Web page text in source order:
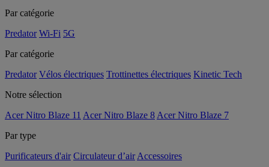
Par catégorie
Predator Wi-Fi 5G
Par catégorie
Predator Vélos électriques Trottinettes électriques Kinetic Tech
Notre sélection
Acer Nitro Blaze 11 Acer Nitro Blaze 8 Acer Nitro Blaze 7
Par type
Purificateurs d'air Circulateur d’air Accessoires